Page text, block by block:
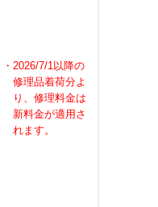
・2026/7/1以降の
修理品着荷分よ
り、修理料金は
新料金が適用さ
れます。